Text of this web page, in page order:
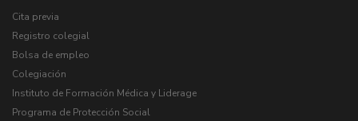
Cita previa
Registro colegial
Bolsa de empleo
Colegiación
Instituto de Formación Médica y Liderage
Programa de Protección Social